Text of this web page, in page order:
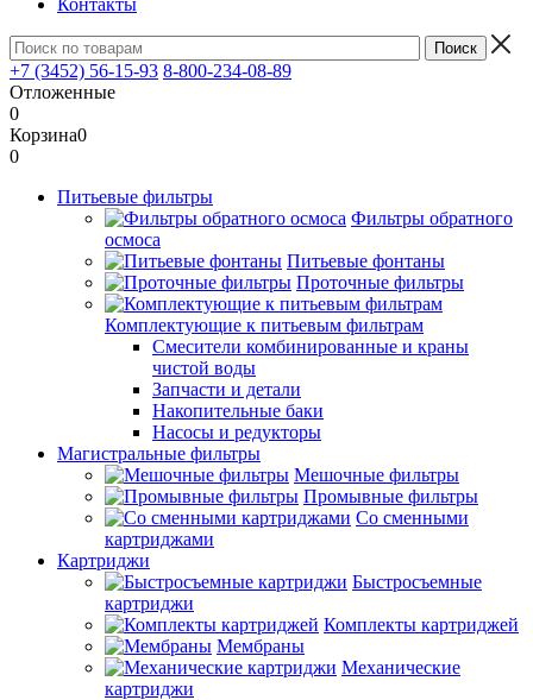
Контакты
+7 (3452) 56-15-93 8-800-234-08-89
Отложенные
0
Корзина0
0
Питьевые фильтры
Фильтры обратного
осмоса
Питьевые фонтаны
Проточные фильтры
Комплектующие к питьевым фильтрам
Смесители комбинированные и краны
чистой воды
Запчасти и детали
Накопительные баки
Насосы и редукторы
Магистральные фильтры
Мешочные фильтры
Промывные фильтры
Со сменными
картриджами
Картриджи
Быстросъемные
картриджи
Комплекты картриджей
Мембраны
Механические
картриджи